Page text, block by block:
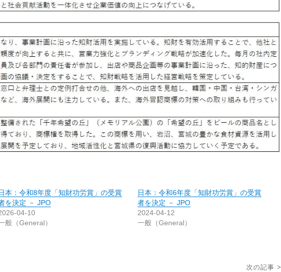
本：令和8年度「知財功労賞」の受賞
を決定 － JPO
04-10
般（General）
日本：令和6年度「知財功労賞」の受賞
者を決定 － JPO
2024-04-12
一般（General）
次の記事 >